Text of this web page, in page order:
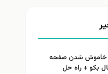
خاموش شدن صفحه
بکو + راه حل